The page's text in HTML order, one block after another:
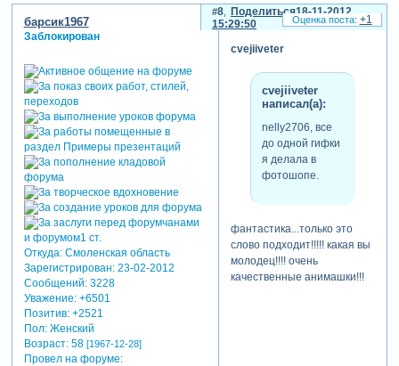
кружащиеся воздушные
елочки и шары.
Поделиться
8
18-11-2012
15:29:50
барсик1967
Заблокирован
Откуда:Смоленская область
Зарегистрирован: 23-02-2012
Сообщений:3228
Уважение: +6501
Позитив: +2521
Пол:Женский
Возраст:58 [1967-12-28]
Провел на форуме:
cvejiiveter
cvejiiveter
написал(а):
nelly2706, все
до одной гифки
я делала в
фотошопе.
фантастика...только это
слово подходит!!!!! какая вы
молодец!!!! очень
качественные анимашки!!!
+1